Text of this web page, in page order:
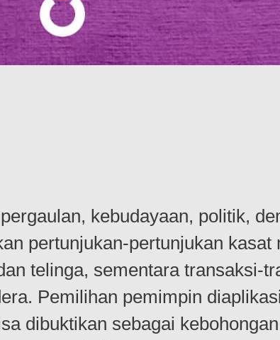
kebudayaan, politik,
pertunjukan-pertunjukan
telinga, sementara transaksi-
Pemilihan pemimpin
dibuktikan sebagai